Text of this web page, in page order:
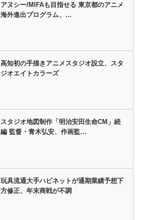
アヌシー/MIFAも目指せる 東京都のアニメ
海外進出プログラム、…
高知初の手描きアニメスタジオ設立、スタ
ジオエイトカラーズ
スタジオ地図制作「明治安田生命CM」続
編 監督・青木弘安、作画監…
玩具流通大手ハピネットが通期業績予想下
方修正、年末商戦が不調